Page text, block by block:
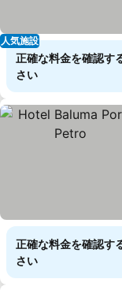
人気施設
正確な料金を確認す
さい
正確な料金を確認す
さい